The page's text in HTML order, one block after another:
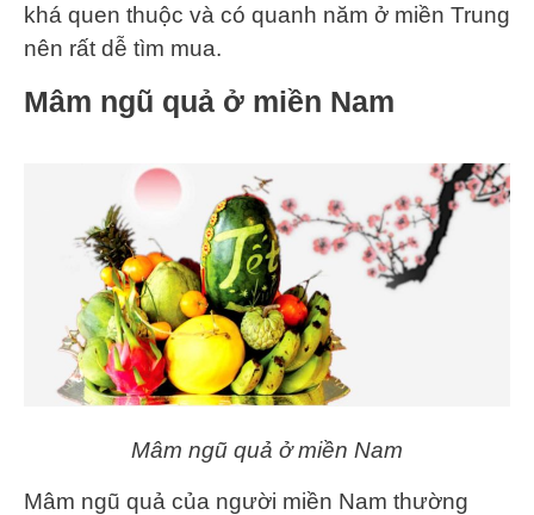
khá quen thuộc và có quanh năm ở miền Trung
nên rất dễ tìm mua.
Mâm ngũ quả ở miền Nam
Mâm ngũ quả ở miền Nam
Mâm ngũ quả của người miền Nam thường